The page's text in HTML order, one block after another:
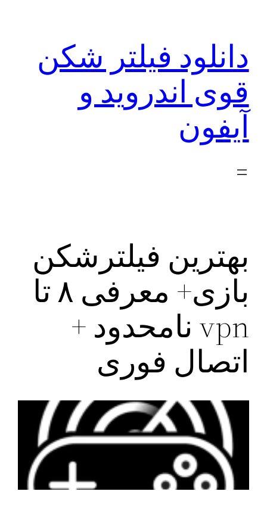
دانلود فیلتر شکن
قوی اندروید و
آیفون
بهترین فیلترشکن
بازی+ معرفی ۸ تا
vpn نامحدود +
اتصال فوری